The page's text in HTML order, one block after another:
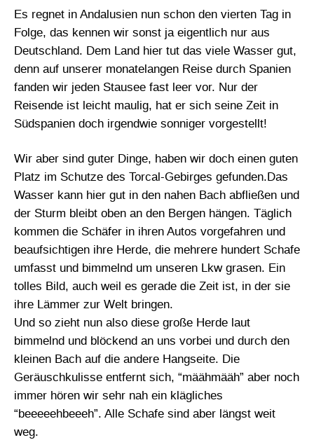
Es regnet in Andalusien nun schon den vierten Tag in
Folge, das kennen wir sonst ja eigentlich nur aus
Deutschland. Dem Land hier tut das viele Wasser gut,
denn auf unserer monatelangen Reise durch Spanien
fanden wir jeden Stausee fast leer vor. Nur der
Reisende ist leicht maulig, hat er sich seine Zeit in
Südspanien doch irgendwie sonniger vorgestellt!
Wir aber sind guter Dinge, haben wir doch einen guten
Platz im Schutze des Torcal-Gebirges gefunden.Das
Wasser kann hier gut in den nahen Bach abfließen und
der Sturm bleibt oben an den Bergen hängen. Täglich
kommen die Schäfer in ihren Autos vorgefahren und
beaufsichtigen ihre Herde, die mehrere hundert Schafe
umfasst und bimmelnd um unseren Lkw grasen. Ein
tolles Bild, auch weil es gerade die Zeit ist, in der sie
ihre Lämmer zur Welt bringen.
Und so zieht nun also diese große Herde laut
bimmelnd und blöckend an uns vorbei und durch den
kleinen Bach auf die andere Hangseite. Die
Geräuschkulisse entfernt sich, “määhmääh” aber noch
immer hören wir sehr nah ein klägliches
“beeeeehbeeeh”. Alle Schafe sind aber längst weit
weg.